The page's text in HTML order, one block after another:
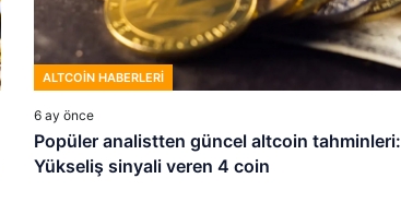
ALTCOIN HABERLERI
6 ay önce
Popüler analistten güncel altcoin tahminleri:
Yükseliş sinyali veren 4 coin